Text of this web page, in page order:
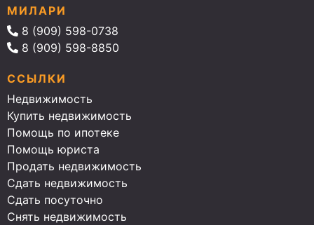
МИЛАРИ
8 (909) 598-0738
8 (909) 598-8850
ССЫЛКИ
Недвижимость
Купить недвижимость
Помощь по ипотеке
Помощь юриста
Продать недвижимость
Сдать недвижимость
Сдать посуточно
Снять недвижимость